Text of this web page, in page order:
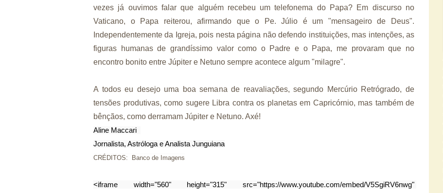
vezes já ouvimos falar que alguém recebeu um telefonema do Papa? Em discurso no
Vaticano, o Papa reiterou, afirmando que o Pe. Júlio é um "mensageiro de Deus".
Independentemente da Igreja, pois nesta página não defendo instituições, mas intenções, as
figuras humanas de grandíssimo valor como o Padre e o Papa, me provaram que no
encontro bonito entre Júpiter e Netuno sempre acontece algum "milagre".
A todos eu desejo uma boa semana de reavaliações, segundo Mercúrio Retrógrado, de
tensões produtivas, como sugere Libra contra os planetas em Capricórnio, mas também de
bênçãos, como derramam Júpiter e Netuno. Axé!
Aline Maccari
Jornalista, Astróloga e Analista Junguiana
CRÉDITOS: Banco de Imagens
<iframe width="560" height="315" src="https://www.youtube.com/embed/V5SgiRV6nwg"